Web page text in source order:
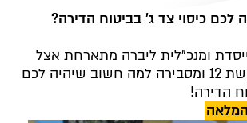
לכם כיסוי צד ג' בביטוח הדירה?
ומנכ"לית ליברה מתארחת אצל
פאולה וליאון בקשת 12 ומסבירה למה חשוב שיהיה לכם
הדירה!